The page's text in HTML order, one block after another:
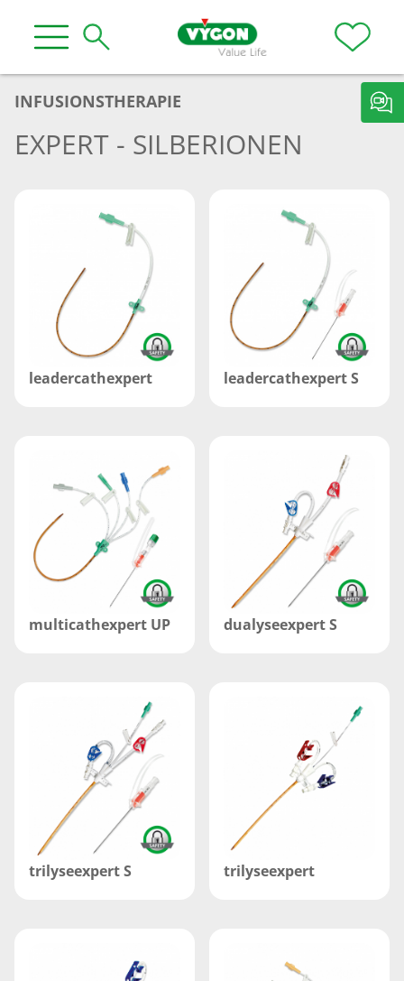
INFUSIONSTHERAPIE
EXPERT - SILBERIONEN
leadercathexpert leadercathexpert S
multicathexpert UP dualyseexpert S
trilyseexpert S trilyseexpert